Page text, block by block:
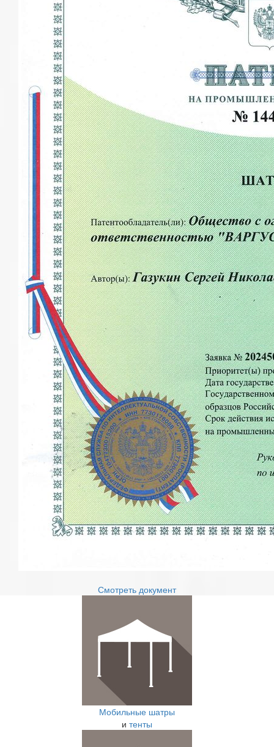
Смотреть документ
Мобильные шатры
и тенты